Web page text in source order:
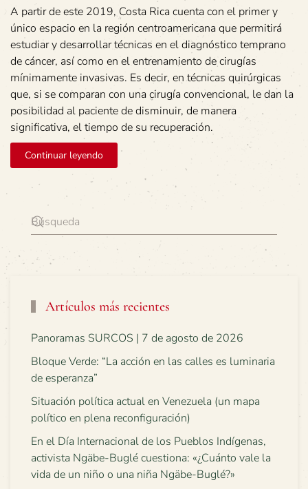
A partir de este 2019, Costa Rica cuenta con el primer y
único espacio en la región centroamericana que permitirá
estudiar y desarrollar técnicas en el diagnóstico temprano
de cáncer, así como en el entrenamiento de cirugías
mínimamente invasivas. Es decir, en técnicas quirúrgicas
que, si se comparan con una cirugía convencional, le dan la
posibilidad al paciente de disminuir, de manera
significativa, el tiempo de su recuperación.
Continuar leyendo
Artículos más recientes
Panoramas SURCOS | 7 de agosto de 2026
Bloque Verde: “La acción en las calles es luminaria
de esperanza”
Situación política actual en Venezuela (un mapa
político en plena reconfiguración)
En el Día Internacional de los Pueblos Indígenas,
activista Ngäbe-Buglé cuestiona: «¿Cuánto vale la
vida de un niño o una niña Ngäbe-Buglé?»